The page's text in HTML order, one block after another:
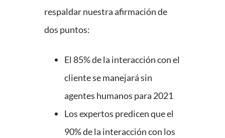
respaldar nuestra afirmación de
dos puntos:
El 85% de la interacción con el
cliente se manejará sin
agentes humanos para 2021
Los expertos predicen que el
90% de la interacción con los